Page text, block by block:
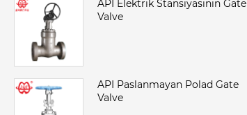
API Elektrik Stansiyasının Gate
Valve
API Paslanmayan Polad Gate
Valve